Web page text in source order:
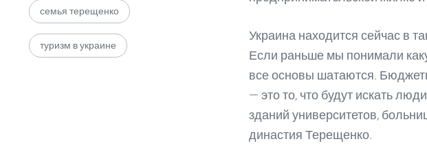
семья терещенко
туризм в украине
Украина находится сейчас в
Если раньше мы понимали
все основы шатаются.
— это то, что будут искать
зданий университетов,
династия Терещенко.